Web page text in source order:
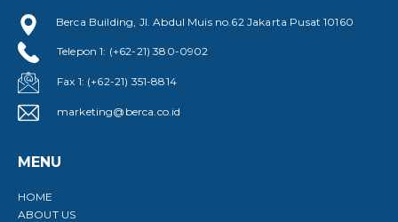
Berca Building, Jl. Abdul Muis no.62 Jakarta Pusat 10160
Telepon 1: (+62-21) 380-0902
Fax 1: (+62-21) 351-8814
marketing@berca.co.id
MENU
HOME
ABOUT US